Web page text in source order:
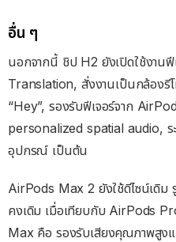
อื่น ๆ
นอกจากนี้ ชิป H2 ยังเปิดใช้งาน
Translation, สั่งงานเป็นกล้องรี
“Hey”, รองรับฟีเจอร์จาก
personalized spatial audio, ร
อุปกรณ์ เป็นต้น
AirPods Max 2 ยังใช้ดีไซน์เดิม
คงเดิม เมื่อเทียบกับ AirPods
Max คือ รองรับเสียงคุณภาพสู